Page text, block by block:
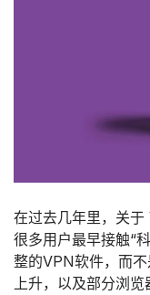
在过去几年里，关于
很多用户最早接触“
整的VPN软件，而
上升，以及部分浏